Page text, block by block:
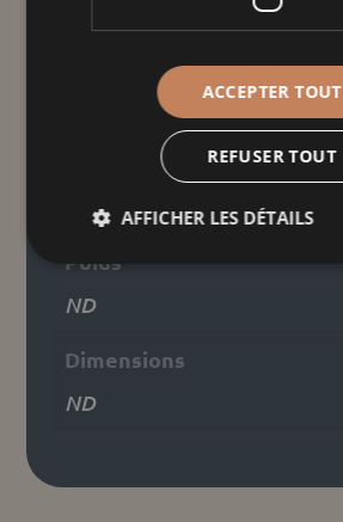
Kougelhopf
Ajouter au panier
Informations
complémentaires
Poids
ND
Dimensions
ND
ACCEPTER TOUT
REFUSER TOUT
AFFICHER LES DÉTAILS